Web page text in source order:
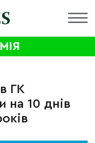
ГК
на 10 днів